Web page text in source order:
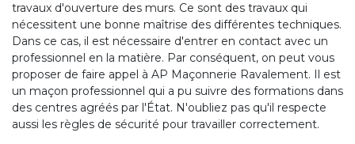
travaux d'ouverture des murs. Ce sont des travaux qui
nécessitent une bonne maîtrise des différentes techniques.
Dans ce cas, il est nécessaire d'entrer en contact avec un
professionnel en la matière. Par conséquent, on peut vous
proposer de faire appel à AP Maçonnerie Ravalement. Il est
un maçon professionnel qui a pu suivre des formations dans
des centres agréés par l'État. N'oubliez pas qu'il respecte
aussi les règles de sécurité pour travailler correctement.